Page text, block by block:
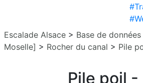
Escalade Alsace > Base de données
Moselle] > Rocher du canal > Pile
Pile poil -